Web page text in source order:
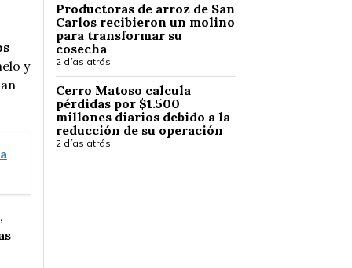
y
Productoras de arroz de San
Carlos recibieron un molino
para transformar su
cosecha
2 días atrás
Cerro Matoso calcula
pérdidas por $1.500
millones diarios debido a la
reducción de su operación
2 días atrás